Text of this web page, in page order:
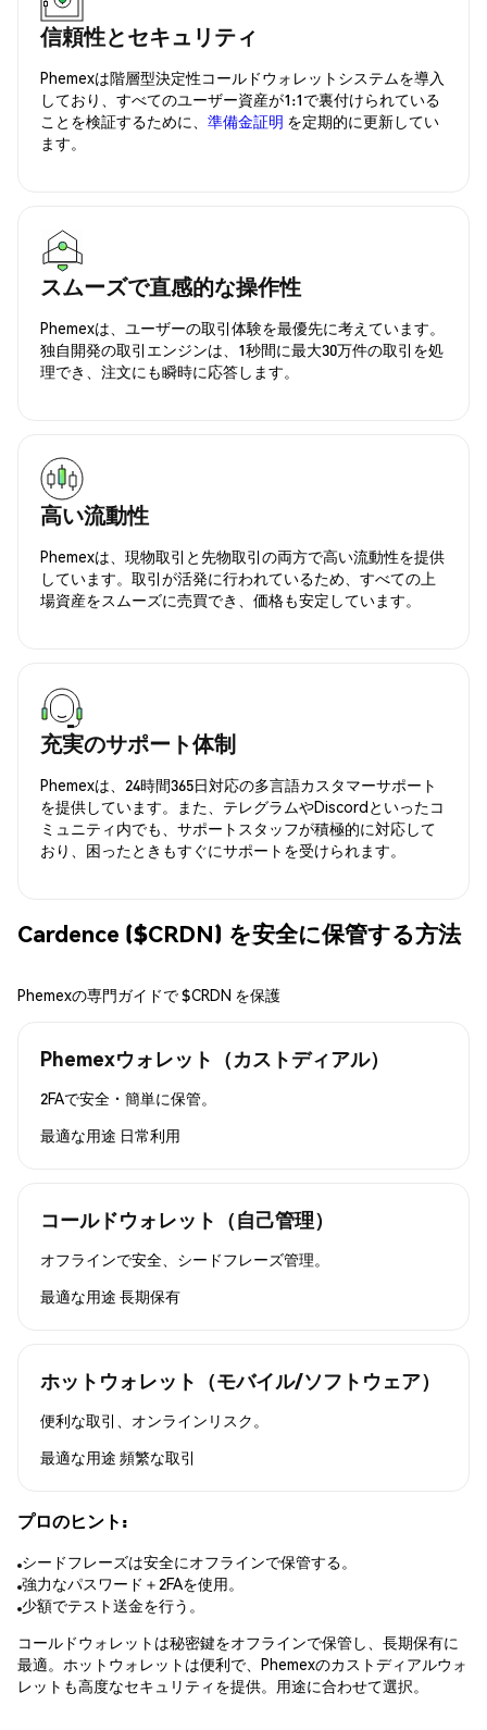
信頼性とセキュリティ
Phemexは階層型決定性コールドウォレットシステムを導入
しており、すべてのユーザー資産が1:1で裏付けられている
ことを検証するために、 準備金証明 を定期的に更新してい
ます。
スムーズで直感的な操作性
Phemexは、ユーザーの取引体験を最優先に考えています。
独自開発の取引エンジンは、1秒間に最大30万件の取引を処
理でき、注文にも瞬時に応答します。
高い流動性
Phemexは、現物取引と先物取引の両方で高い流動性を提供
しています。取引が活発に行われているため、すべての上
場資産をスムーズに売買でき、価格も安定しています。
充実のサポート体制
Phemexは、24時間365日対応の多言語カスタマーサポート
を提供しています。また、テレグラムやDiscordといったコ
ミュニティ内でも、サポートスタッフが積極的に対応して
おり、困ったときもすぐにサポートを受けられます。
Cardence ($CRDN) を安全に保管する方法
Phemexの専門ガイドで $CRDN を保護
Phemexウォレット（カストディアル）
2FAで安全・簡単に保管。
最適な用途 日常利用
コールドウォレット（自己管理）
オフラインで安全、シードフレーズ管理。
最適な用途 長期保有
ホットウォレット（モバイル/ソフトウェア）
便利な取引、オンラインリスク。
最適な用途 頻繁な取引
プロのヒント:
シードフレーズは安全にオフラインで保管する。
強力なパスワード＋2FAを使用。
少額でテスト送金を行う。
コールドウォレットは秘密鍵をオフラインで保管し、長期保有に
最適。ホットウォレットは便利で、Phemexのカストディアルウォ
レットも高度なセキュリティを提供。用途に合わせて選択。